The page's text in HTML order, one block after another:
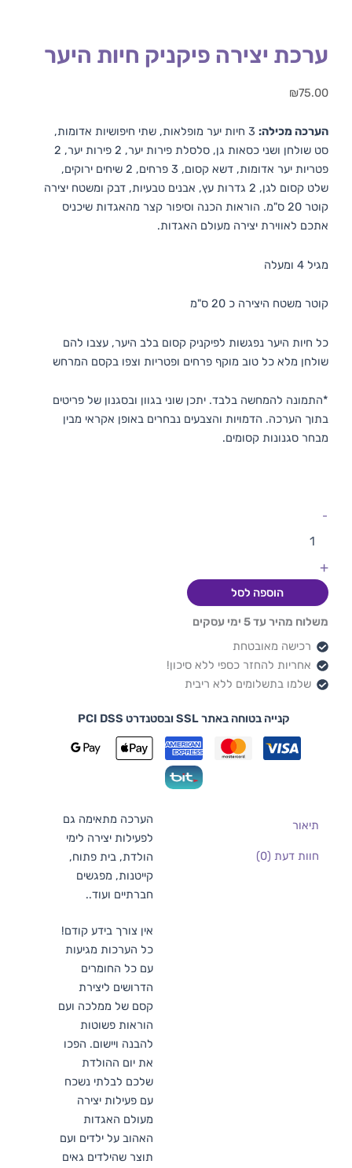
ערכת יצירה פיקניק חיות היער
₪75.00
הערכה מכילה:
3 חיות יער מופלאות, שתי חיפושיות אדומות,
סט שולחן ושני כסאות גן, סלסלת פירות יער, 2 פירות יער, 2
פטריות יער אדומות, דשא קסום, 3 פרחים, 2 שיחים ירוקים,
שלט קסום לגן, 2 גדרות עץ, אבנים טבעיות, דבק ומשטח יצירה
קוטר 20 ס"מ. הוראות הכנה וסיפור קצר מהאגדות שיכניס
אתכם לאווירת יצירה מעולם האגדות.
מגיל 4 ומעלה
קוטר משטח היצירה כ 20 ס"מ
כל חיות היער נפגשות לפיקניק קסום בלב היער, עצבו להם
שולחן מלא כל טוב מוקף פרחים ופטריות וצפו בקסם המרחש
*התמונה להמחשה בלבד. יתכן שוני בגוון ובסגנון של פריטים
בתוך הערכה. הדמויות והצבעים נבחרים באופן אקראי מבין
מבחר סגנונות קסומים.
-
+
הוספה לסל
משלוח מהיר עד 5 ימי עסקים
רכישה מאובטחת
אחריות להחזר כספי ללא סיכון!
שלמו בתשלומים ללא ריבית
קנייה בטוחה באתר SSL ובסטנדרט PCI DSS
תיאור
חוות דעת (0)
הערכה מתאימה גם
לפעילות יצירה לימי
הולדת, בית פתוח,
קייטנות, מפגשים
חברתיים ועוד..
אין צורך בידע קודם!
כל הערכות מגיעות
עם כל החומרים
הדרושים ליצירת
קסם של ממלכה ועם
הוראות פשוטות
להבנה ויישום. הפכו
את יום ההולדת
שלכם לבלתי נשכח
עם פעילות יצירה
מעולם האגדות
האהוב על ילדים ועם
תוצר שהילדים גאים